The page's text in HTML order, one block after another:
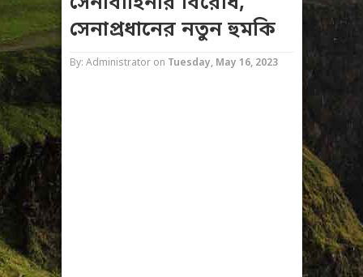
সেনাপ্রধানের নতুন হুমকি
By: Administrator on Tuesday, May 16, 2023